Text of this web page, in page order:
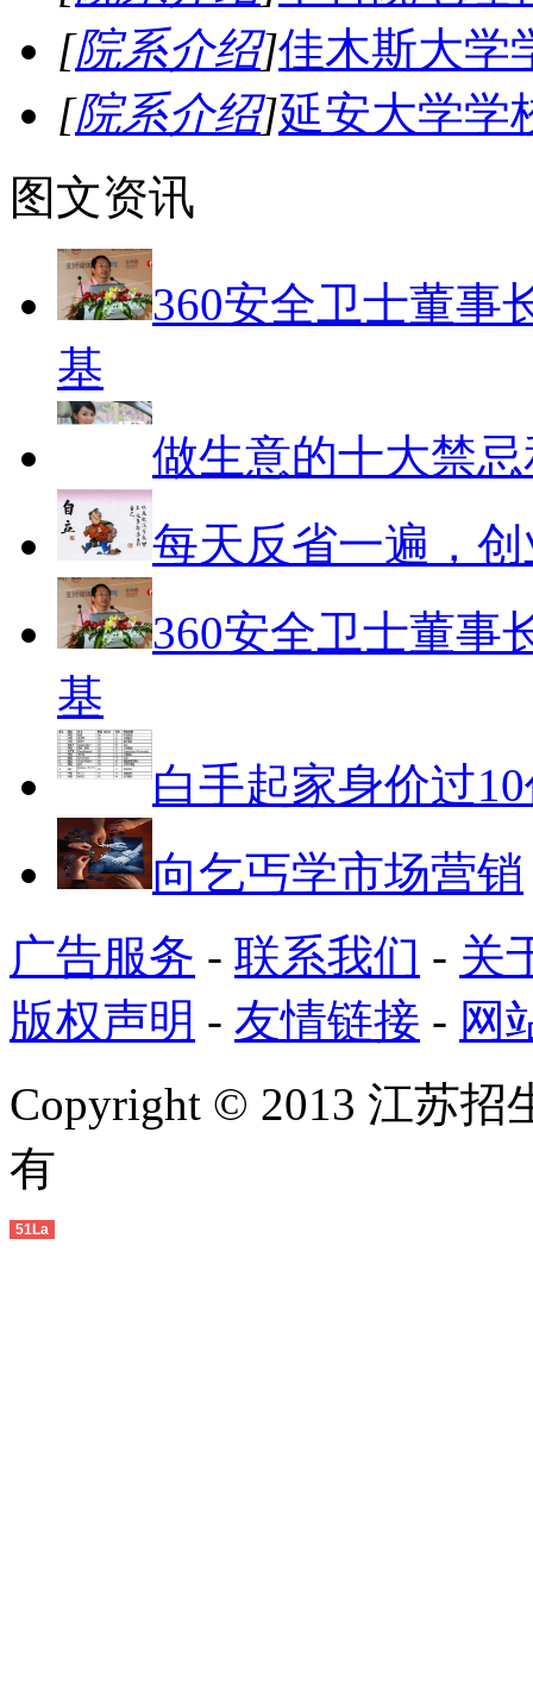
[院系介绍]佳木斯大学
[院系介绍]延安大学学
图文资讯
360安全卫士董事
基
做生意的十大禁
每天反省一遍，
360安全卫士董事
基
白手起家身价过
向乞丐学市场营销
广告服务 - 联系我们 - 关
版权声明 - 友情链接 - 网
Copyright © 2013 江苏招
有
51La